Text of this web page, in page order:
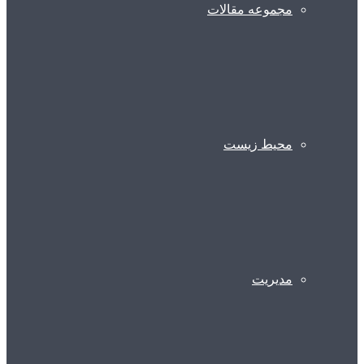
مجموعه مقالات
محیط زیست
مدیریت